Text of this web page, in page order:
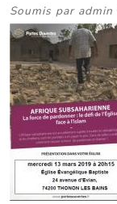
Soumis par admin